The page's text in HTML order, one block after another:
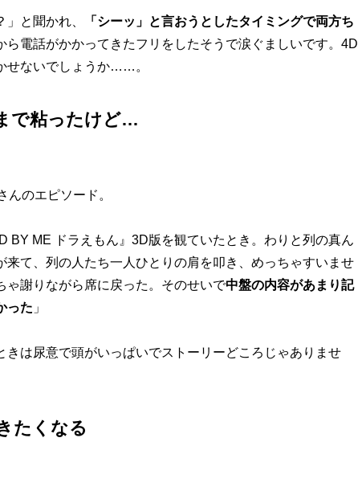
と聞かれ、
「シーッ」と言おうとしたタイミングで両方ち
ら電話がかかってきたフリをしたそうで涙ぐましいです。4D
せないでしょうか……。
で粘ったけど…
のエピソード。
BY ME ドラえもん』3D版を観ていたとき。わりと列の真ん
て、列の人たち一人ひとりの肩を叩き、めっちゃすいませ
ゃ謝りながら席に戻った。そのせいで中盤の内容があまり記
った 」
は尿意で頭がいっぱいでストーリーどころじゃありませ
たくなる